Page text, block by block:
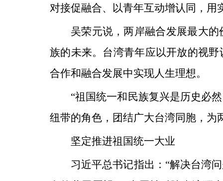
对接促融合、以青年互动增认同，用
吴荣元说，两岸融合发展最大
族的未来。台湾青年应以开放的视
合作和融合发展中实现人生理想。
“祖国统一和民族复兴是历史必
纽带的角色，团结广大台湾同胞，为
坚定推进祖国统一大业
习近平总书记指出：“解决台湾